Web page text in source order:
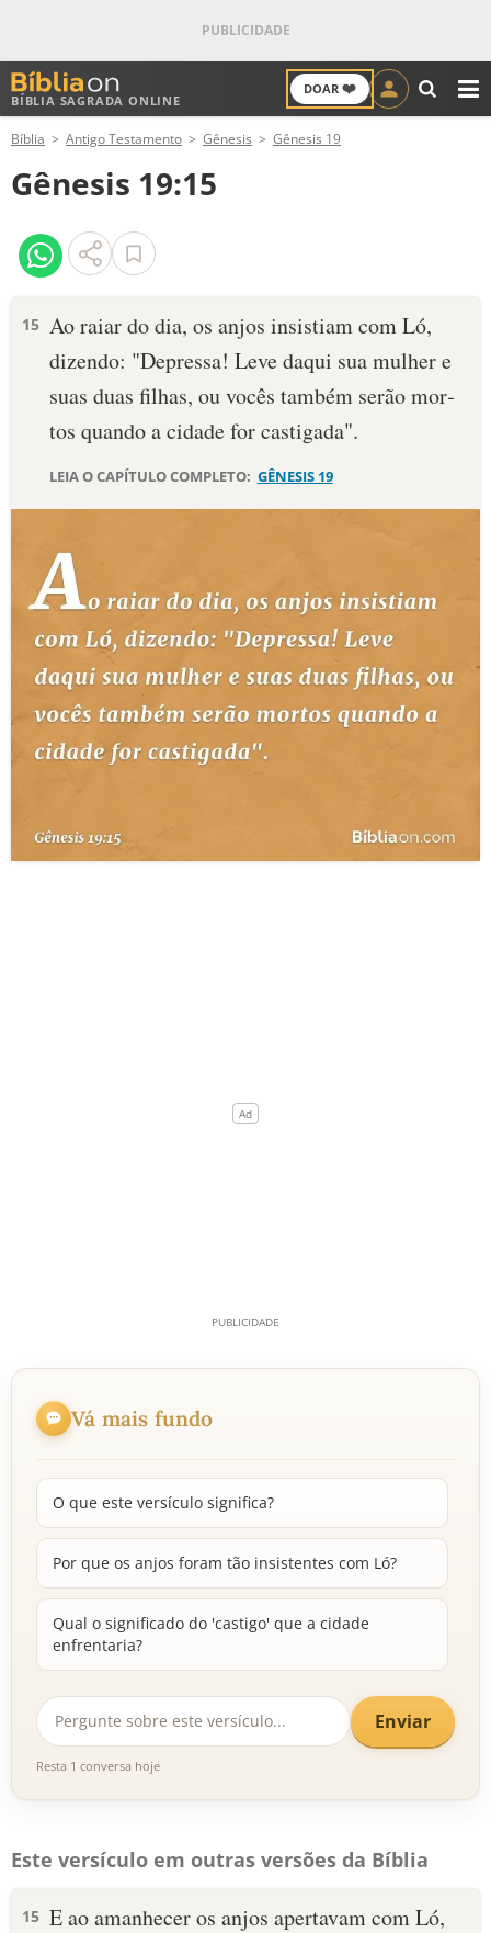
BÍBLIA SAGRADA ONLINE
DOAR ❤️
ANTIGO TESTAMENTO
NOVO TESTAMENTO
VERSÍCULOS
PALAVRA DO DIA
SALMO DO DIA
DEVOCIONAL DIÁRIO
ESTUDOS BÍBLICOS
ESBOÇOS DE PREGAÇÃO
PERGUNTE À BÍBLIA IA
QUEM SOMOS
Bíblia Antigo Testamento Gênesis Gênesis 19
Gênesis 19:15
15 Ao raiar do dia, os anjos insistiam com Ló,
dizendo: "Depressa! Leve daqui sua mulher e
suas duas filhas, ou vocês também serão mor­
tos quando a cidade for casti­gada".
LEIA O CAPÍTULO COMPLETO: GÊNESIS 19
Vá mais fundo
O que este versículo significa?
Por que os anjos foram tão insistentes com Ló?
Qual o significado do 'castigo' que a cidade
enfrentaria?
Enviar
Resta 1 conversa hoje
Este versículo em outras versões da Bíblia
15 E ao amanhecer os anjos apertavam com Ló,